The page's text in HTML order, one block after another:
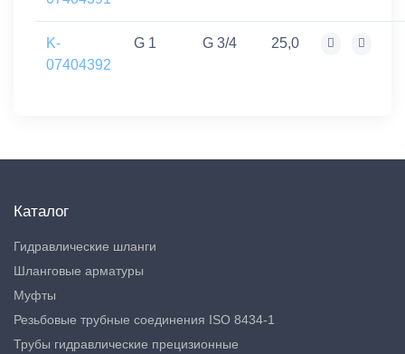
K-
07404392
G 1 G 3/4 25,0
Каталог
Гидравлические шланги
Шланговые арматуры
Муфты
Резьбовые трубные соединения ISO 8434-1
Трубы гидравлические прецизионные